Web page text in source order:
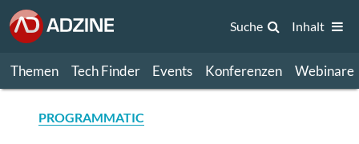
Themen Tech Finder Events Konferenzen Webinare
Suche Inhalt
PROGRAMMATIC